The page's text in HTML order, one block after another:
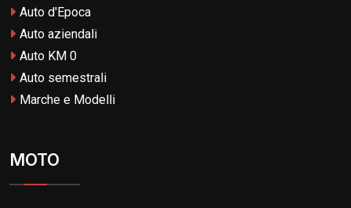
Auto d'Epoca
Auto aziendali
Auto KM 0
Auto semestrali
Marche e Modelli
MOTO